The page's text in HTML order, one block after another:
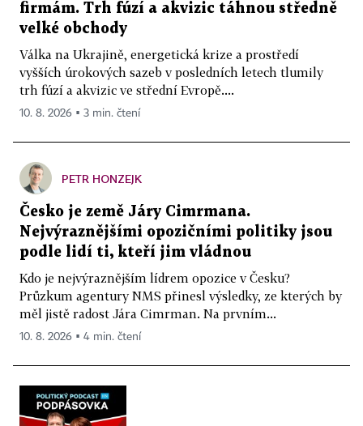
firmám. Trh fúzí a akvizic táhnou středně
velké obchody
Válka na Ukrajině, energetická krize a prostředí
vyšších úrokových sazeb v posledních letech tlumily
trh fúzí a akvizic ve střední Evropě....
10. 8. 2026 ▪ 3 min. čtení
PETR HONZEJK
Česko je země Járy Cimrmana.
Nejvýraznějšími opozičními politiky jsou
podle lidí ti, kteří jim vládnou
Kdo je nejvýraznějším lídrem opozice v Česku?
Průzkum agentury NMS přinesl výsledky, ze kterých by
měl jistě radost Jára Cimrman. Na prvním...
10. 8. 2026 ▪ 4 min. čtení